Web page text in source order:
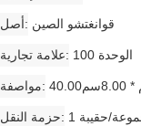
أصل قوانغتشو الصين
علامة تجارية الوحدة 100
مواصفة
حزمة النقل